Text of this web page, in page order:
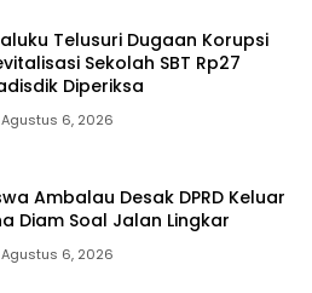
Telusuri Dugaan Korupsi
Sekolah SBT Rp27
Diperiksa
Agustus 6, 2026
Ambalau Desak DPRD Keluar
Diam Soal Jalan Lingkar
Agustus 6, 2026